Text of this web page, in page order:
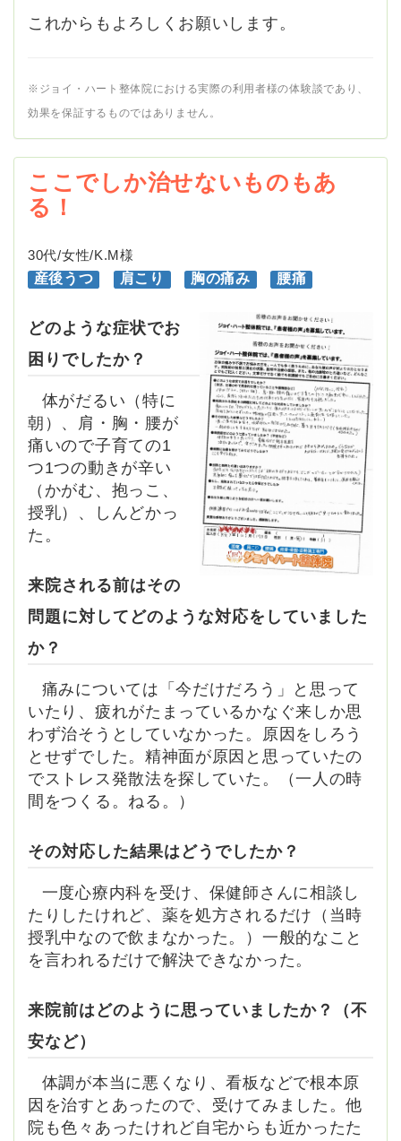
これからもよろしくお願いします。
※ジョイ・ハート整体院における実際の利用者様の体験談であり、
効果を保証するものではありません。
ここでしか治せないものもあ
る！
30代/女性/K.M様
産後うつ
肩こり 胸の痛み 腰痛
どのような症状でお
困りでしたか？
体がだるい（特に
朝）、肩・胸・腰が
痛いので子育ての1
つ1つの動きが辛い
（かがむ、抱っこ、
授乳）、しんどかっ
た。
来院される前はその
問題に対してどのような対応をしていました
か？
痛みについては「今だけだろう」と思って
いたり、疲れがたまっているかなぐ来しか思
わず治そうとしていなかった。原因をしろう
とせずでした。精神面が原因と思っていたの
でストレス発散法を探していた。（一人の時
間をつくる。ねる。）
その対応した結果はどうでしたか？
一度心療内科を受け、保健師さんに相談し
たりしたけれど、薬を処方されるだけ（当時
授乳中なので飲まなかった。）一般的なこと
を言われるだけで解決できなかった。
来院前はどのように思っていましたか？（不
安など）
体調が本当に悪くなり、看板などで根本原
因を治すとあったので、受けてみました。他
院も色々あったけれど自宅からも近かったた